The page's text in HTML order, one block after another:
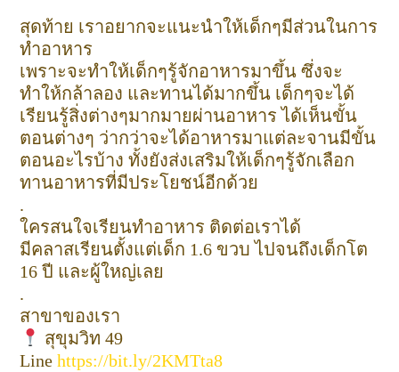
สุดท้าย เราอยากจะแนะนำให้เด็กๆมีส่วนในการ
ทำอาหาร
เพราะจะทำให้เด็กๆรู้จักอาหารมาขึ้น ซึ่งจะ
ทำให้กล้าลอง และทานได้มากขึ้น เด็กๆจะได้
เรียนรู้สิ่งต่างๆมากมายผ่านอาหาร ได้เห็นขั้น
ตอนต่างๆ ว่ากว่าจะได้อาหารมาแต่ละจานมีขั้น
ตอนอะไรบ้าง ทั้งยังส่งเสริมให้เด็กๆรู้จักเลือก
ทานอาหารที่มีประโยชน์อีกด้วย
.
ใครสนใจเรียนทำอาหาร ติดต่อเราได้
มีคลาสเรียนตั้งแต่เด็ก 1.6 ขวบ ไปจนถึงเด็กโต
16 ปี และผู้ใหญ่เลย
.
สาขาของเรา
สุขุมวิท 49
Linehttps://bit.ly/2KMTta8